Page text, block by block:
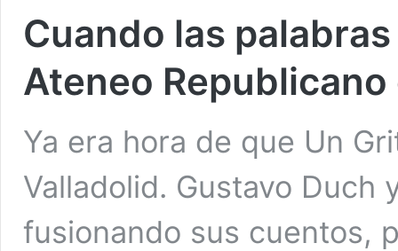
Cuando las
Ateneo
Ya era hora de que Un
Valladolid. Gustavo Duch
fusionando sus cuentos,